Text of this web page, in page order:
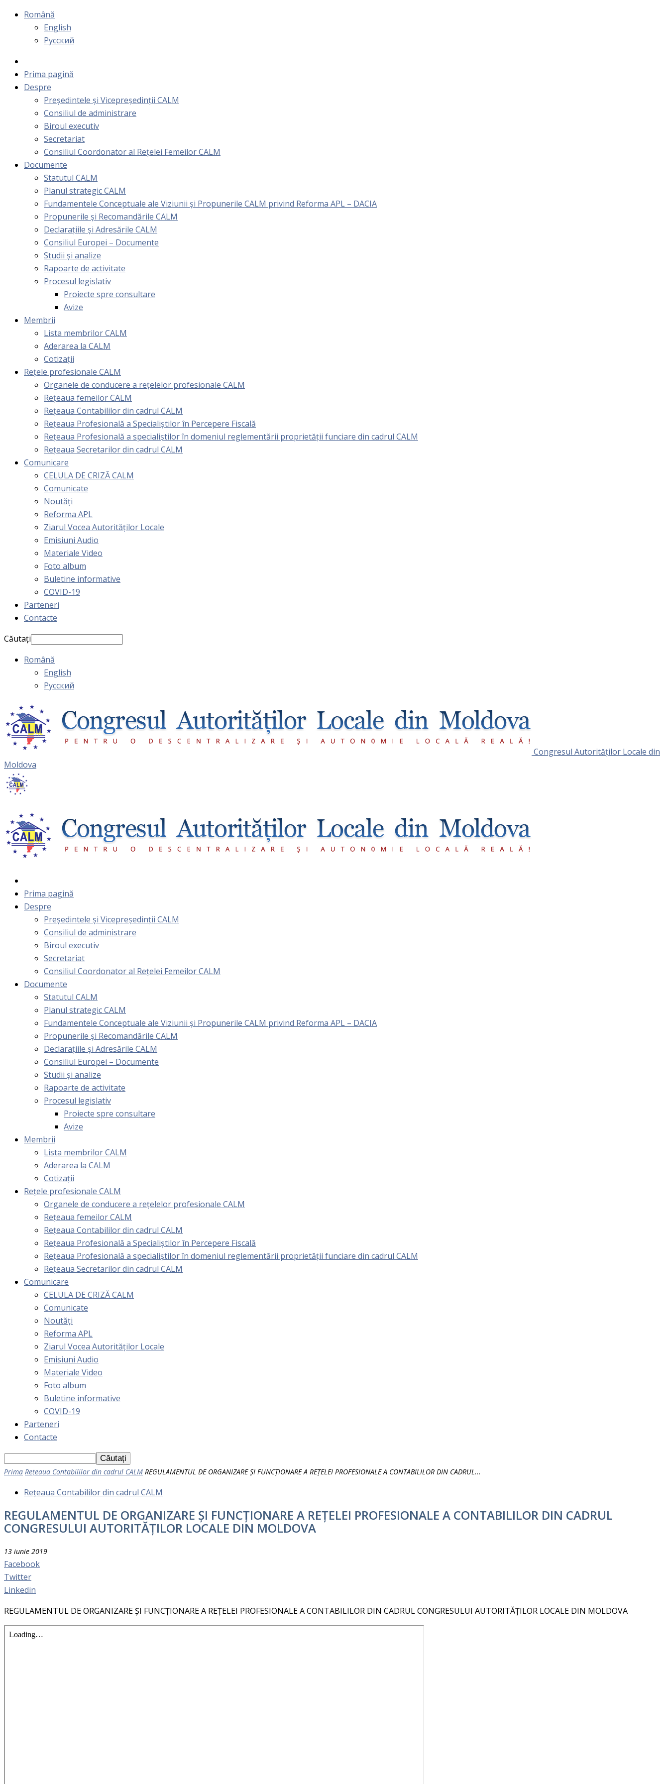
Română
English
Русский
Prima pagină
Despre
Președintele și Vicepreședinții CALM
Consiliul de administrare
Biroul executiv
Secretariat
Consiliul Coordonator al Rețelei Femeilor CALM
Documente
Statutul CALM
Planul strategic CALM
Fundamentele Conceptuale ale Viziunii și Propunerile CALM privind Reforma APL – DACIA
Propunerile și Recomandările CALM
Declarațiile și Adresările CALM
Consiliul Europei – Documente
Studii și analize
Rapoarte de activitate
Procesul legislativ
Proiecte spre consultare
Avize
Membrii
Lista membrilor CALM
Aderarea la CALM
Cotizaţii
Rețele profesionale CALM
Organele de conducere a rețelelor profesionale CALM
Rețeaua femeilor CALM
Rețeaua Contabililor din cadrul CALM
Rețeaua Profesională a Specialiștilor în Percepere Fiscală
Reţeaua Profesională a specialiştilor în domeniul reglementării proprietăţii funciare din cadrul CALM
Rețeaua Secretarilor din cadrul CALM
Comunicare
CELULA DE CRIZĂ CALM
Comunicate
Noutăți
Reforma APL
Ziarul Vocea Autorităților Locale
Emisiuni Audio
Materiale Video
Foto album
Buletine informative
COVID-19
Parteneri
Contacte
Căutați
Română
English
Русский
Congresul Autorităţilor Locale din
Moldova
Prima pagină
Despre
Președintele și Vicepreședinții CALM
Consiliul de administrare
Biroul executiv
Secretariat
Consiliul Coordonator al Rețelei Femeilor CALM
Documente
Statutul CALM
Planul strategic CALM
Fundamentele Conceptuale ale Viziunii și Propunerile CALM privind Reforma APL – DACIA
Propunerile și Recomandările CALM
Declarațiile și Adresările CALM
Consiliul Europei – Documente
Studii și analize
Rapoarte de activitate
Procesul legislativ
Proiecte spre consultare
Avize
Membrii
Lista membrilor CALM
Aderarea la CALM
Cotizaţii
Rețele profesionale CALM
Organele de conducere a rețelelor profesionale CALM
Rețeaua femeilor CALM
Rețeaua Contabililor din cadrul CALM
Rețeaua Profesională a Specialiștilor în Percepere Fiscală
Reţeaua Profesională a specialiştilor în domeniul reglementării proprietăţii funciare din cadrul CALM
Rețeaua Secretarilor din cadrul CALM
Comunicare
CELULA DE CRIZĂ CALM
Comunicate
Noutăți
Reforma APL
Ziarul Vocea Autorităților Locale
Emisiuni Audio
Materiale Video
Foto album
Buletine informative
COVID-19
Parteneri
Contacte
Prima Rețeaua Contabililor din cadrul CALM REGULAMENTUL DE ORGANIZARE ȘI FUNCȚIONARE A REȚELEI PROFESIONALE A CONTABILILOR DIN CADRUL...
Rețeaua Contabililor din cadrul CALM
REGULAMENTUL DE ORGANIZARE ȘI FUNCȚIONARE A REȚELEI PROFESIONALE A CONTABILILOR DIN CADRUL
CONGRESULUI AUTORITĂȚILOR LOCALE DIN MOLDOVA
13 iunie 2019
Facebook
Twitter
Linkedin
REGULAMENTUL DE ORGANIZARE ȘI FUNCȚIONARE A REȚELEI PROFESIONALE A CONTABILILOR DIN CADRUL CONGRESULUI AUTORITĂȚILOR LOCALE DIN MOLDOVA